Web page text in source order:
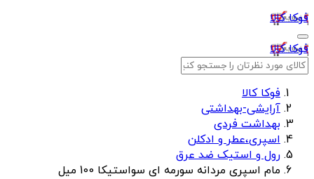
فوکا کالا
فوکا کالا
فوکا کالا
آرایشی-بهداشتی
بهداشت فردی
اسپری،عطر و ادکلن
رول و استیک ضد عرق
مام اسپری مردانه سورمه ای سواستیکا 100 میل